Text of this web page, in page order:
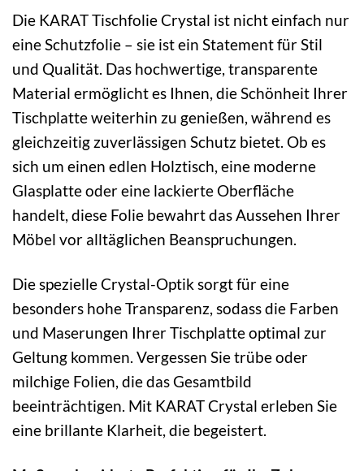
Die KARAT Tischfolie Crystal ist nicht einfach nur
eine Schutzfolie – sie ist ein Statement für Stil
und Qualität. Das hochwertige, transparente
Material ermöglicht es Ihnen, die Schönheit Ihrer
Tischplatte weiterhin zu genießen, während es
gleichzeitig zuverlässigen Schutz bietet. Ob es
sich um einen edlen Holztisch, eine moderne
Glasplatte oder eine lackierte Oberfläche
handelt, diese Folie bewahrt das Aussehen Ihrer
Möbel vor alltäglichen Beanspruchungen.
Die spezielle Crystal-Optik sorgt für eine
besonders hohe Transparenz, sodass die Farben
und Maserungen Ihrer Tischplatte optimal zur
Geltung kommen. Vergessen Sie trübe oder
milchige Folien, die das Gesamtbild
beeinträchtigen. Mit KARAT Crystal erleben Sie
eine brillante Klarheit, die begeistert.